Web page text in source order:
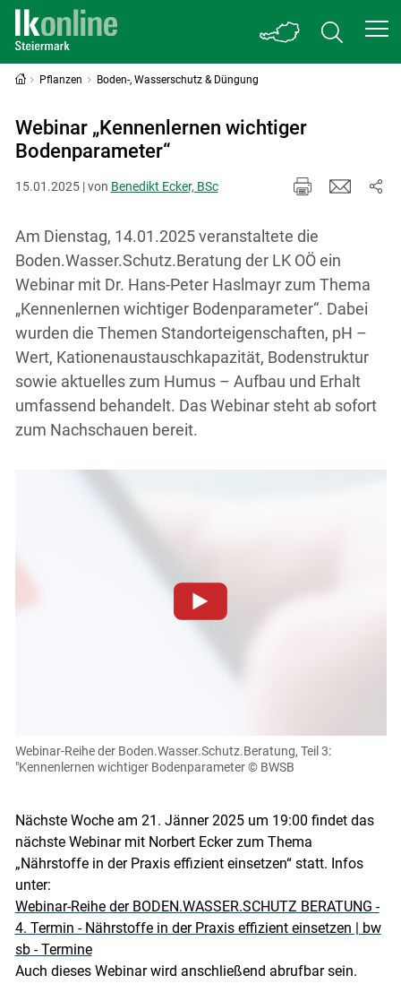
Pflanzen Boden-, Wasserschutz & Düngung
Webinar „Kennenlernen wichtiger
Bodenparameter“
15.01.2025 | von Benedikt Ecker, BSc
Am Dienstag, 14.01.2025 veranstaltete die
Boden.Wasser.Schutz.Beratung der LK OÖ ein
Webinar mit Dr. Hans-Peter Haslmayr zum Thema
„Kennenlernen wichtiger Bodenparameter“. Dabei
wurden die Themen Standorteigenschaften, pH –
Wert, Kationenaustauschkapazität, Bodenstruktur
sowie aktuelles zum Humus – Aufbau und Erhalt
umfassend behandelt. Das Webinar steht ab sofort
zum Nachschauen bereit.
einsehen und korrigieren
Akzeptieren
Cookies Einstellungen
Webinar-Reihe der Boden.Wasser.Schutz.Beratung, Teil 3:
"Kennenlernen wichtiger Bodenparameter © BWSB
Nächste Woche am 21. Jänner 2025 um 19:00 findet das
nächste Webinar mit Norbert Ecker zum Thema
„Nährstoffe in der Praxis effizient einsetzen“ statt. Infos
unter:
Webinar-Reihe der BODEN.WASSER.SCHUTZ BERATUNG -
4. Termin - Nährstoffe in der Praxis effizient einsetzen | bw
sb - Termine
Auch dieses Webinar wird anschließend abrufbar sein.